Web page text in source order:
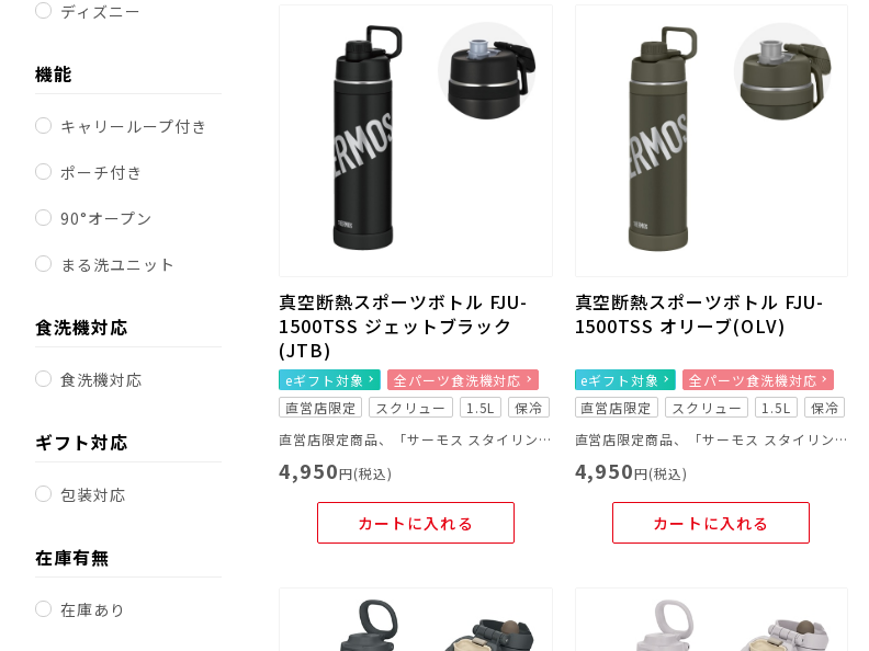
ディズニー
機能
キャリーループ付き
ポーチ付き
90°オープン
まる洗ユニット
食洗機対応
食洗機対応
ギフト対応
包装対応
在庫有無
在庫あり
真空断熱スポーツボトル FJU-
1500TSS ジェットブラック
(JTB)
eギフト対象
全パーツ食洗機対応
直営店限定
スクリュー 1.5L
保冷
直営店限定商品、「サーモス スタイリングシリーズ LOGO」
4,950円(税込)
カートに入れる
真空断熱スポーツボトル FJU-
1500TSS オリーブ(OLV)
eギフト対象
全パーツ食洗機対応
直営店限定
スクリュー 1.5L
保冷
直営店限定商品、「サーモス スタイリングシリーズ LOGO」
4,950円(税込)
カートに入れる